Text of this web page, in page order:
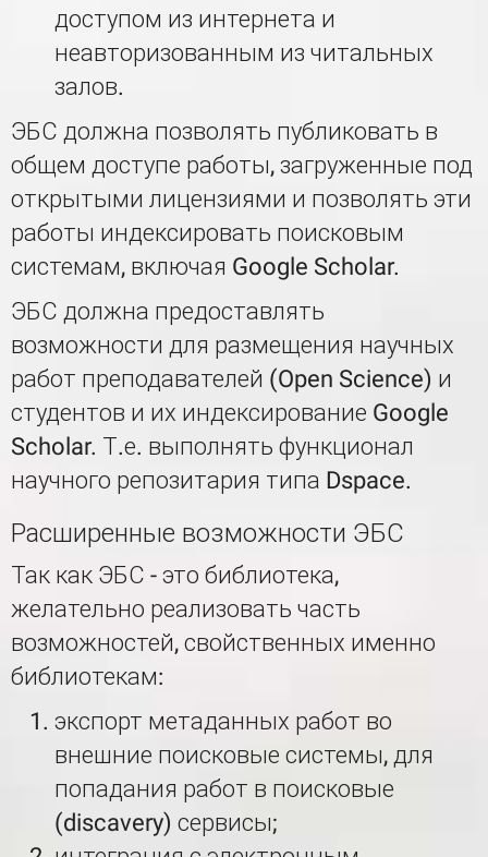
доступом из интернета и
неавторизованным из читальных
залов.
ЭБС должна позволять публиковать в
общем доступе работы, загруженные под
открытыми лицензиями и позволять эти
работы индексировать поисковым
системам, включая Google Scholar.
ЭБС должна предоставлять
возможности для размещения научных
работ преподавателей (Open Science) и
студентов и их индексирование Google
Scholar. Т.е. выполнять функционал
научного репозитария типа Dspace.
Расширенные возможности ЭБС
Так как ЭБС - это библиотека,
желательно реализовать часть
возможностей, свойственных именно
библиотекам:
экспорт метаданных работ во
внешние поисковые системы, для
попадания работ в поисковые
(discavery) сервисы;